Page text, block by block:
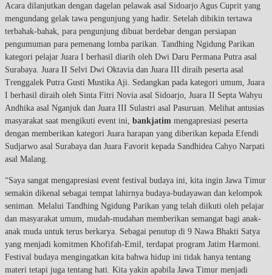
Acara dilanjutkan dengan dagelan pelawak asal Sidoarjo Agus Cuprit yang
mengundang gelak tawa pengunjung yang hadir. Setelah dibikin tertawa
terbahak-bahak, para pengunjung dibuat berdebar dengan persiapan
pengumuman para pemenang lomba parikan. Tandhing Ngidung Parikan
kategori pelajar Juara I berhasil diarih oleh Dwi Daru Permana Putra asal
Surabaya. Juara II Selvi Dwi Oktavia dan Juara III diraih peserta asal
Trenggalek Putra Gusti Mustika Aji. Sedangkan pada kategori umum, Juara
I berhasil diraih oleh Sinta Fitri Novia asal Sidoarjo, Juara II Septa Wahyu
Andhika asal Nganjuk dan Juara III Sulastri asal Pasuruan. Melihat antusias
masyarakat saat mengikuti event ini, bankjatim mengapresiasi peserta
dengan memberikan kategori Juara harapan yang diberikan kepada Efendi
Sudjarwo asal Surabaya dan Juara Favorit kepada Sandhidea Cahyo Narpati
asal Malang.
“Saya sangat mengapresiasi event festival budaya ini, kita ingin Jawa Timur
semakin dikenal sebagai tempat lahirnya budaya-budayawan dan kelompok
seniman. Melalui Tandhing Ngidung Parikan yang telah diikuti oleh pelajar
dan masyarakat umum, mudah-mudahan memberikan semangat bagi anak-
anak muda untuk terus berkarya. Sebagai penutup di 9 Nawa Bhakti Satya
yang menjadi komitmen Khofifah-Emil, terdapat program Jatim Harmoni.
Festival budaya mengingatkan kita bahwa hidup ini tidak hanya tentang
materi tetapi juga tentang hati. Kita yakin apabila Jawa Timur menjadi